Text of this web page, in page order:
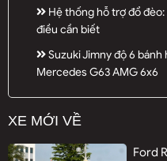
Hệ thống hỗ trợ đổ
điều cần biết
Suzuki Jimny độ 6
Mercedes G63 AMG 6x6
XE MỚI VỀ
Ford